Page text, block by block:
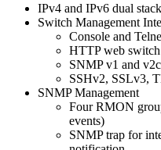
IPv4 and IPv6 dual
Switch Management
Console and
HTTP web switch
SNMP v1 and
SSHv2, SSLv3,
SNMP Management
Four RMON
events)
SNMP trap for